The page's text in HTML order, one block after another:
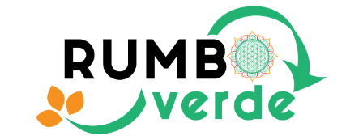
Envío gratis por compras sobre los 59.990 en la provincia de Santiago
Aceites y Mantequillas
Natur Green - Aceite de Lino Organico 250ml